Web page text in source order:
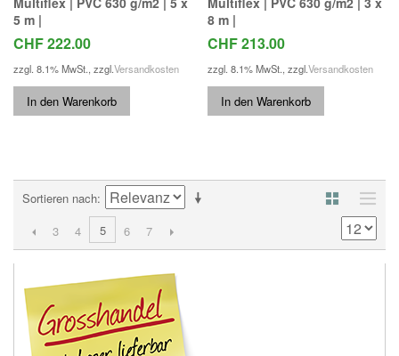
5 m |
CHF 222.00
zzgl. 8.1% MwSt., zzgl.Versandkosten
In den Warenkorb
8 m |
CHF 213.00
zzgl. 8.1% MwSt.,zzgl.Versandkosten
In den Warenkorb
Sortieren nach
3
4 5 6 7